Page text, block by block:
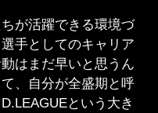
が活躍できる環境づ
手としてのキャリア
はまだ早いと思うん
、自分が全盛期と呼
という大き